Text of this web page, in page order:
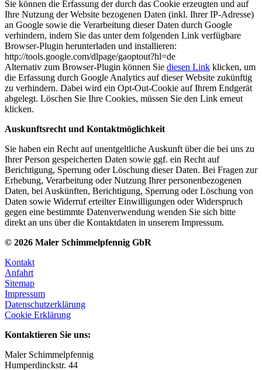
Sie können die Erfassung der durch das Cookie erzeugten und auf
Ihre Nutzung der Website bezogenen Daten (inkl. Ihrer IP-Adresse)
an Google sowie die Verarbeitung dieser Daten durch Google
verhindern, indem Sie das unter dem folgenden Link verfügbare
Browser-Plugin herunterladen und installieren:
http://tools.google.com/dlpage/gaoptout?hl=de
Alternativ zum Browser-Plugin können Sie diesen Link klicken, um
die Erfassung durch Google Analytics auf dieser Website zukünftig
zu verhindern. Dabei wird ein Opt-Out-Cookie auf Ihrem Endgerät
abgelegt. Löschen Sie Ihre Cookies, müssen Sie den Link erneut
klicken.
Auskunftsrecht und Kontaktmöglichkeit
Sie haben ein Recht auf unentgeltliche Auskunft über die bei uns zu
Ihrer Person gespeicherten Daten sowie ggf. ein Recht auf
Berichtigung, Sperrung oder Löschung dieser Daten. Bei Fragen zur
Erhebung, Verarbeitung oder Nutzung Ihrer personenbezogenen
Daten, bei Auskünften, Berichtigung, Sperrung oder Löschung von
Daten sowie Widerruf erteilter Einwilligungen oder Widerspruch
gegen eine bestimmte Datenverwendung wenden Sie sich bitte
direkt an uns über die Kontaktdaten in unserem Impressum.
© 2026 Maler Schimmelpfennig GbR
Kontakt
Anfahrt
Sitemap
Impressum
Datenschutzerklärung
Cookie Erklärung
Kontaktieren Sie uns:
Maler Schimmelpfennig
Humperdinckstr. 44